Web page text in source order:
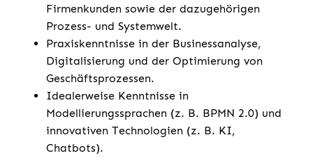
Firmenkunden sowie der dazugehörigen
Prozess- und Systemwelt.
Praxiskenntnisse in der Businessanalyse,
Digitalisierung und der Optimierung von
Geschäftsprozessen.
Idealerweise Kenntnisse in
Modellierungssprachen (z. B. BPMN 2.0) und
innovativen Technologien (z. B. KI,
Chatbots).